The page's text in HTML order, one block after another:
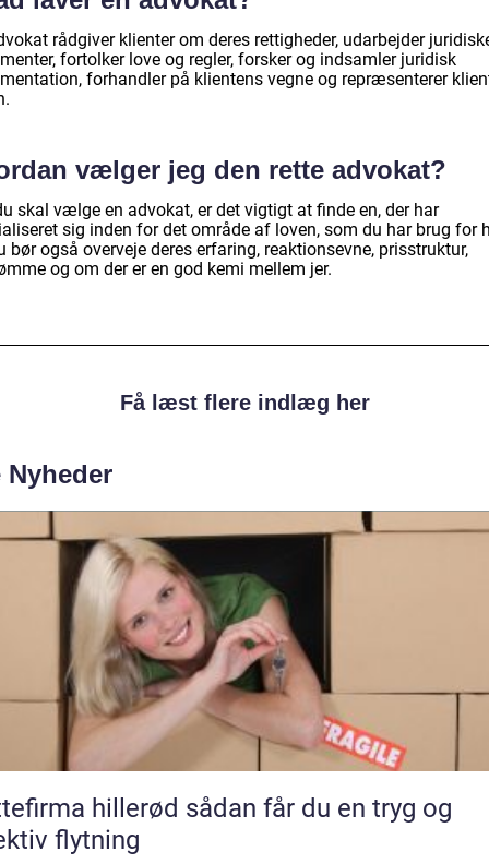
rådgiver klienter om deres rettigheder, udarbejder
fortolker love og regler, forsker og indsamler juridisk
forhandler på klientens vegne og repræsenterer
vælger jeg den rette advokat?
skal vælge en advokat, er det vigtigt at finde en, der har
sig inden for det område af loven, som du har brug for
bør også overveje deres erfaring, reaktionsevne, prisstruktur,
og om der er en god kemi mellem jer.
Få læst flere indlæg her
Nyheder
hillerød sådan får du en tryg og
flytning